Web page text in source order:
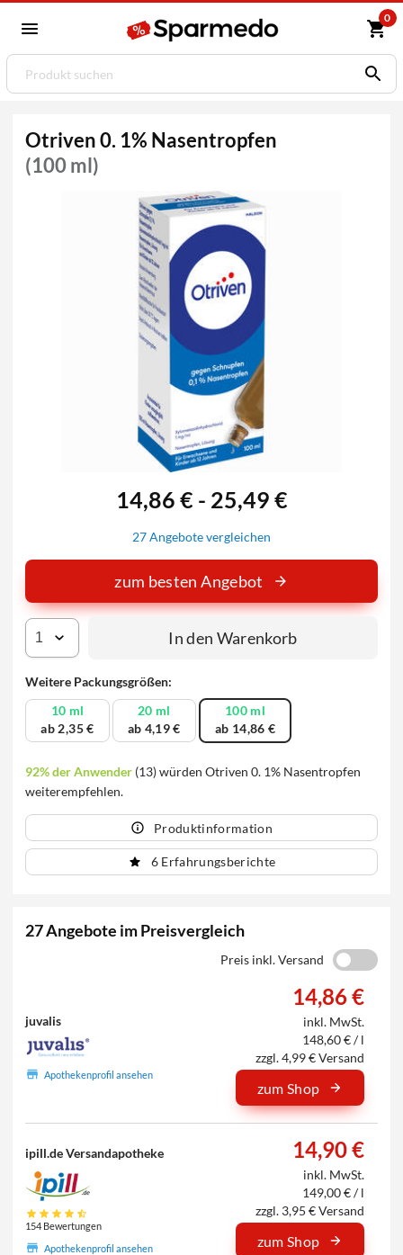
0
Otriven 0. 1% Nasentropfen
(100 ml)
Weitere Packungsgrößen:
10 ml
ab 2,35 €
20 ml
ab 4,19 €
100 ml
ab 14,86 €
92% der Anwender (13) würden Otriven 0. 1% Nasentropfen
weiterempfehlen.
Produktinformation
6 Erfahrungsberichte
14,86 € - 25,49 €
27 Angebote vergleichen
zum besten Angebot
In den Warenkorb
27 Angebote im Preisvergleich
Preis inkl. Versand
juvalis
Apothekenprofil ansehen
14,86 €
inkl. MwSt.
148,60 € / l
zzgl. 4,99 € Versand
zum Shop
ipill.de Versandapotheke
154 Bewertungen
Apothekenprofil ansehen
14,90 €
inkl. MwSt.
149,00 € / l
zzgl. 3,95 € Versand
zum Shop